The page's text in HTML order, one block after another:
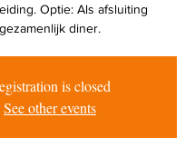
Optie: Als afsluiting
gezamenlijk diner.
is closed
See other events